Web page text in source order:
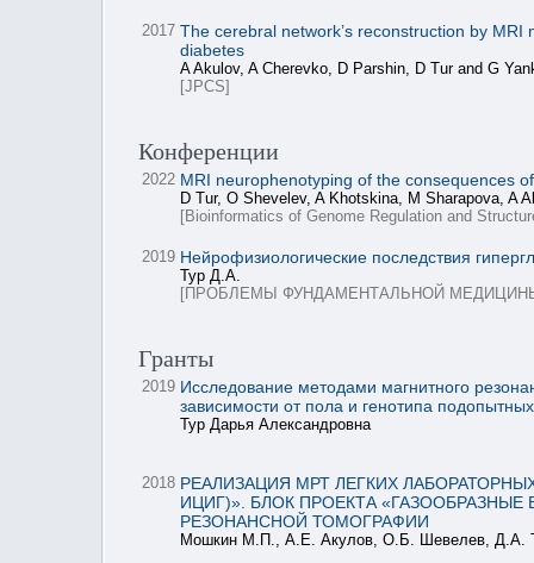
2017 The cerebral network’s reconstruction by
diabetes
A Akulov, A Cherevko, D Parshin, D Tur and G
[JPCS]
Конференции
2022 MRI neurophenotyping of the consequences
D Tur, O Shevelev, A Khotskina, M Sharapova, A
[Bioinformatics of Genome Regulation and
2019 Нейрофизиологические последствия
Тур Д.А.
[ПРОБЛЕМЫ ФУНДАМЕНТАЛЬНОЙ
Гранты
2019 Исследование методами магнитного
зависимости от пола и генотипа
Тур Дарья Александровна
2018 РЕАЛИЗАЦИЯ МРТ ЛЕГКИХ
ИЦИГ)». БЛОК ПРОЕКТА
РЕЗОНАНСНОЙ ТОМОГРАФИИ
Мошкин М.П., А.Е. Акулов, О.Б. Шевелев, Д.А.